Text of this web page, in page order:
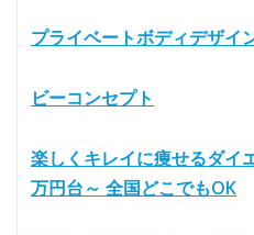
プライベートボディデザイ
ビーコンセプト
楽しくキレイに痩せるダイ
万円台～ 全国どこでもOK